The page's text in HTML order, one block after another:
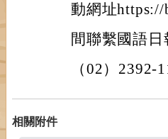
動網址
間聯繫國語
（02）2392-
相關附件